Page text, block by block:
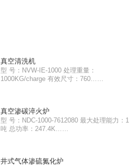
真空清洗机
型 号：NVW-IE-1000 处理重量：
1000KG/charge 有效尺寸：760……
真空渗碳淬火炉
型 号：NDC-1000-7612080 最大处理能力：1
吨 总功率：247.4K……
井式气体渗硫氮化炉